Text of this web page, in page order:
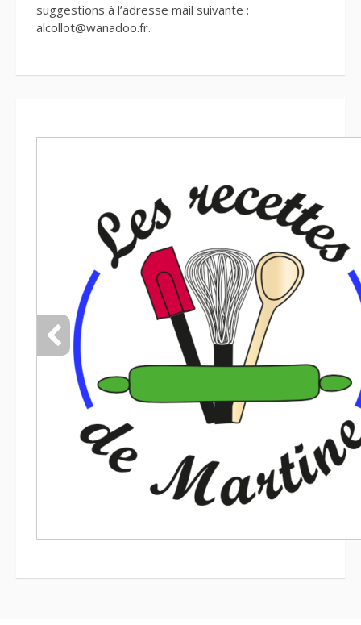
suggestions à l’adresse mail suivante :
alcollot@wanadoo.fr.